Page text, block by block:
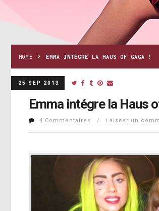
HOME EMMA INTÉGRE LA HAUS OF GAGA !
25 SEP 2013
Emma intégre la Haus
4 Commentaires / Laisser un